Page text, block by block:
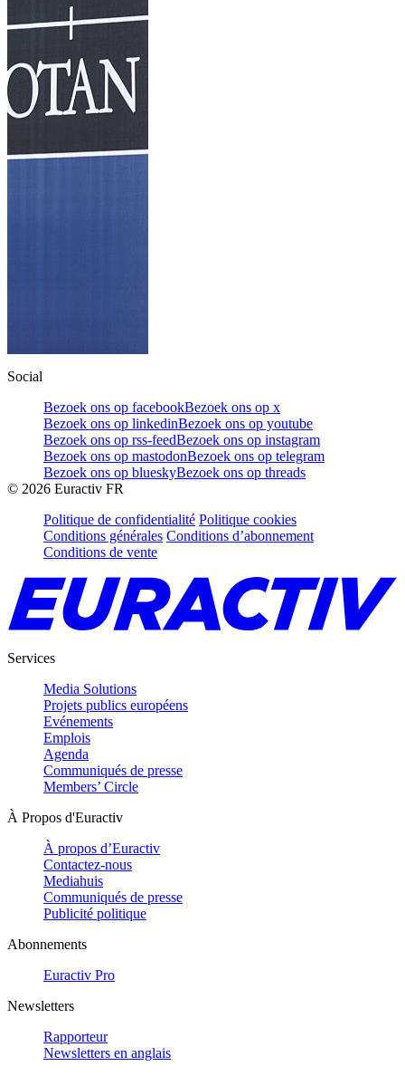
Social
Bezoek ons op facebookBezoek ons op x
Bezoek ons op linkedinBezoek ons op youtube
Bezoek ons op rss-feedBezoek ons op instagram
Bezoek ons op mastodonBezoek ons op telegram
Bezoek ons op blueskyBezoek ons op threads
© 2026 Euractiv FR
Politique de confidentialité Politique cookies
Conditions générales Conditions d’abonnement
Conditions de vente
Services
Media Solutions
Projets publics européens
Evénements
Emplois
Agenda
Communiqués de presse
Members’ Circle
À Propos d'Euractiv
À propos d’Euractiv
Contactez-nous
Mediahuis
Communiqués de presse
Publicité politique
Abonnements
Euractiv Pro
Newsletters
Rapporteur
Newsletters en anglais